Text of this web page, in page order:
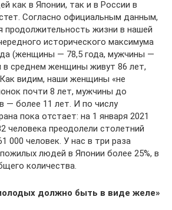
как в Японии, так и в России в
Согласно официальным данным,
продолжительность жизни в нашей
исторического максимума
(женщины — 78,5 года, мужчины —
в среднем женщины живут 86 лет,
видим, наши женщины «не
почти 8 лет, мужчины до
— более 11 лет. И по числу
пока отстает: на 1 января 2021
человека преодолели столетний
000 человек. У нас в три раза
людей в Японии более 25%, в
количества.
должно быть в виде желе»